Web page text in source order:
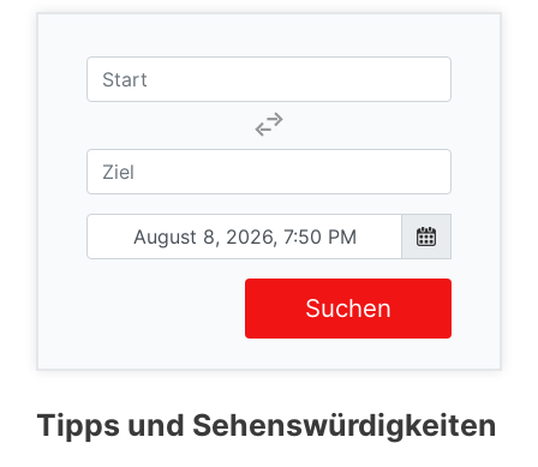
Suchen
Tipps und Sehenswürdigkeiten